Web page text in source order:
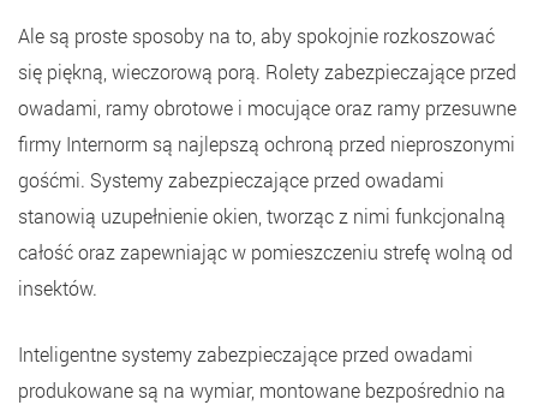
Ale są proste sposoby na to, aby spokojnie rozkoszować
się piękną, wieczorową porą. Rolety zabezpieczające przed
owadami, ramy obrotowe i mocujące oraz ramy przesuwne
firmy Internorm są najlepszą ochroną przed nieproszonymi
gośćmi. Systemy zabezpieczające przed owadami
stanowią uzupełnienie okien, tworząc z nimi funkcjonalną
całość oraz zapewniając w pomieszczeniu strefę wolną od
insektów.
Inteligentne systemy zabezpieczające przed owadami
produkowane są na wymiar, montowane bezpośrednio na